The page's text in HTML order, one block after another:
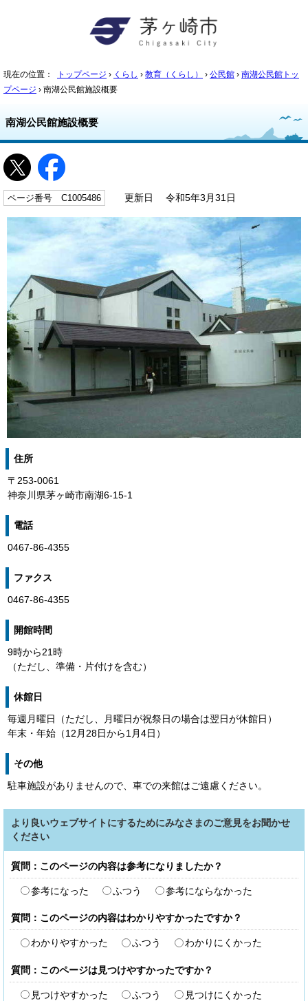
現在の位置： トップページ › くらし › 教育（くらし） › 公民館 › 南湖公民館トッ
プページ › 南湖公民館施設概要
南湖公民館施設概要
ページ番号 C1005486 更新日 令和5年3月31日
住所
〒253-0061
神奈川県茅ヶ崎市南湖6-15-1
電話
0467-86-4355
ファクス
0467-86-4355
開館時間
9時から21時
（ただし、準備・片付けを含む）
休館日
毎週月曜日（ただし、月曜日が祝祭日の場合は翌日が休館日）
年末・年始（12月28日から1月4日）
その他
駐車施設がありませんので、車での来館はご遠慮ください。
より良いウェブサイトにするためにみなさまのご意見をお聞かせ
ください
質問：このページの内容は参考になりましたか？
参考になった ふつう 参考にならなかった
質問：このページの内容はわかりやすかったですか？
わかりやすかった ふつう わかりにくかった
質問：このページは見つけやすかったですか？
見つけやすかった ふつう 見つけにくかった